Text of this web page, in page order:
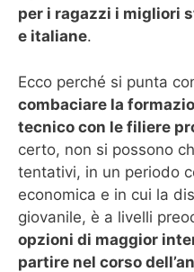
per i ragazzi i migliori
e italiane.
Ecco perché si punta
combaciare la
tecnico con le filiere
certo, non si possono
tentativi, in un periodo
economica e in cui la
giovanile, è a livelli
opzioni di maggior
partire nel corso